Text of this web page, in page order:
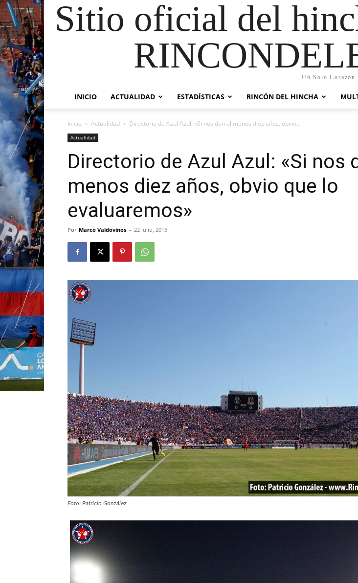
Sitio oficial del
Un Solo Corazón
INICIO ACTUALIDAD ESTADÍSTICAS RINCÓN DEL HINCHA
Inicio Actualidad Directorio de Azul Azul: «Si nos dan al menos diez años, obvio...
Actualidad
Directorio de Azul Azul: «Si nos
menos diez años, obvio que lo
evaluaremos»
Por Marco Valdovinos - 22 julio, 2015
Foto: Patricio González